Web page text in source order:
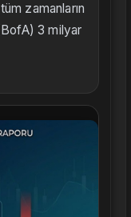
zamanların
3 milyar